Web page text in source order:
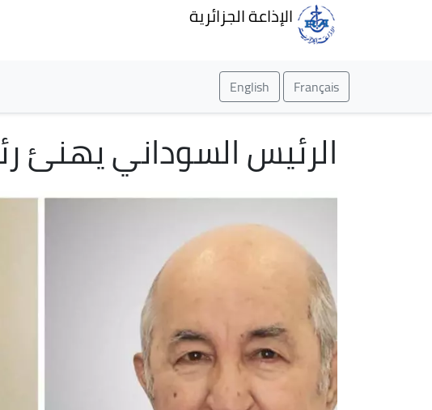
الإذاعة الجزائرية
Français
English
الرئيس السوداني يهنئ